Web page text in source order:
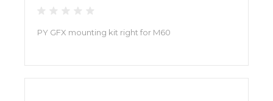
PY GFX mounting kit right for M60